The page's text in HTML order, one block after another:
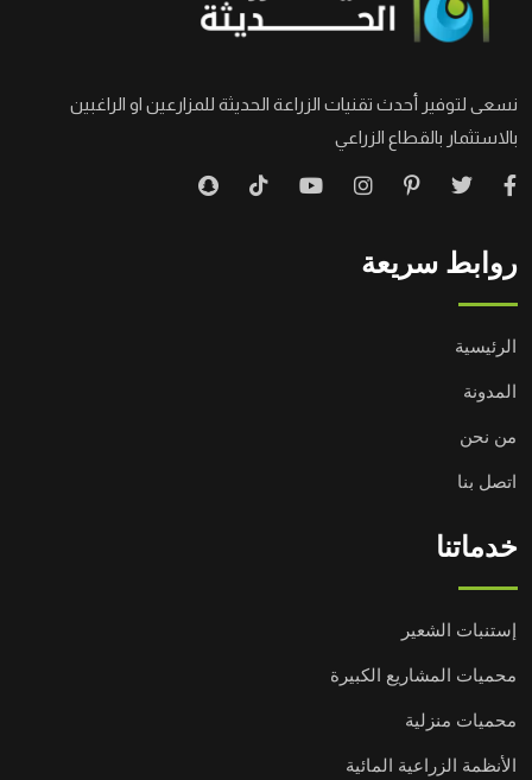
نسعى لتوفير أحدث تقنيات الزراعة الحديثة للمزارعين او الراغبين
بالاستثمار بالقطاع الزراعي
روابط سريعة
الرئيسية
المدونة
من نحن
اتصل بنا
خدماتنا
إستنبات الشعير
محميات المشاريع الكبيرة
محميات منزلية
الأنظمة الزراعية المائية